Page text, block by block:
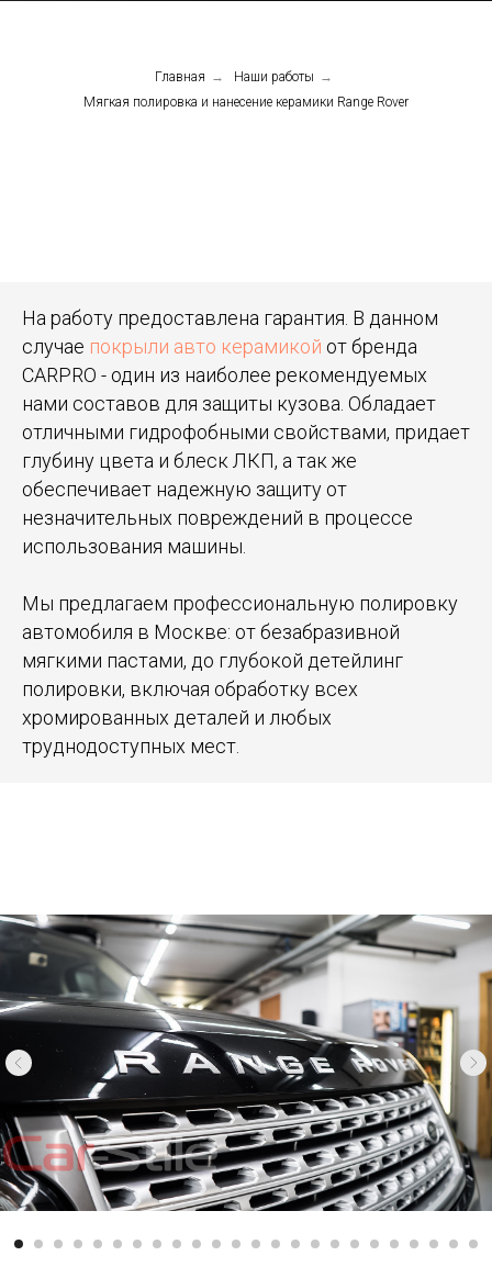
Главная → Наши работы →
Мягкая полировка и нанесение керамики Range Rover
На работу предоставлена гарантия. В данном
случае покрыли авто керамикой от бренда
CARPRO - один из наиболее рекомендуемых
нами составов для защиты кузова. Обладает
отличными гидрофобными свойствами, придает
глубину цвета и блеск ЛКП, а так же
обеспечивает надежную защиту от
незначительных повреждений в процессе
использования машины.
Мы предлагаем профессиональную полировку
автомобиля в Москве: от безабразивной
мягкими пастами, до глубокой детейлинг
полировки, включая обработку всех
хромированных деталей и любых
труднодоступных мест.